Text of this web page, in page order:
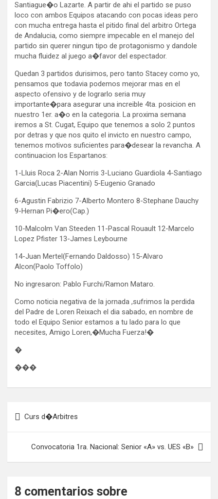
Santiague�o Lazarte. A partir de ahi el partido se puso
loco con ambos Equipos atacando con pocas ideas pero
con mucha entrega hasta el pitido final del arbitro Ortega
de Andalucia, como siempre impecable en el manejo del
partido sin querer ningun tipo de protagonismo y dandole
mucha fluidez al juego a�favor del espectador.
Quedan 3 partidos durisimos, pero tanto Stacey como yo,
pensamos que todavia podemos mejorar mas en el
aspecto ofensivo y de lograrlo seria muy
importante�para asegurar una increible 4ta. posicion en
nuestro 1er. a�o en la categoria. La proxima semana
iremos a St. Cugat, Equipo que tenemos a solo 2 puntos
por detras y que nos quito el invicto en nuestro campo,
tenemos motivos suficientes para�desear la revancha. A
continuacion los Espartanos:
1-Lluis Roca 2-Alan Norris 3-Luciano Guardiola 4-Santiago
Garcia(Lucas Piacentini) 5-Eugenio Granado
6-Agustin Fabrizio 7-Alberto Montero 8-Stephane Dauchy
9-Hernan Pi�ero(Cap.)
10-Malcolm Van Steeden 11-Pascal Rouault 12-Marcelo
Lopez Pfister 13-James Leybourne
14-Juan Mertel(Fernando Daldosso) 15-Alvaro
Alcon(Paolo Toffolo)
No ingresaron: Pablo Furchi/Ramon Mataro.
Como noticia negativa de la jornada ,sufrimos la perdida
del Padre de Loren Reixach el dia sabado, en nombre de
todo el Equipo Senior estamos a tu lado para lo que
necesites, Amigo Loren,�Mucha Fuerza!�
�
���
de
entradas
Curs d�Arbitres
Convocatoria 1ra. Nacional: Senior «A» vs. UES «B»
8 comentarios sobre